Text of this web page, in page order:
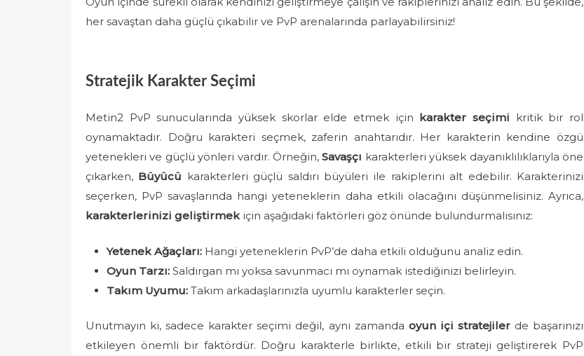
her savaştan daha güçlü çıkabilir ve PvP arenalarında parlayabilirsiniz!
Stratejik Karakter Seçimi
Metin2 PvP sunucularında yüksek skorlar elde etmek için karakter seçimi kritik bir rol
oynamaktadır. Doğru karakteri seçmek, zaferin anahtarıdır. Her karakterin kendine özgü
yetenekleri ve güçlü yönleri vardır. Örneğin,Savaşçı karakterleri yüksek dayanıklılıklarıyla öne
çıkarken, Büyücü karakterleri güçlü saldırı büyüleri ile rakiplerini alt edebilir. Karakterinizi
seçerken, PvP savaşlarında hangi yeteneklerin daha etkili olacağını düşünmelisiniz. Ayrıca,
karakterlerinizi geliştirmekiçin aşağıdaki faktörleri göz önünde bulundurmalısınız:
Yetenek Ağaçları: Hangi yeteneklerin PvP’de daha etkili olduğunu analiz edin.
Oyun Tarzı: Saldırgan mı yoksa savunmacı mı oynamak istediğinizi belirleyin.
Takım Uyumu: Takım arkadaşlarınızla uyumlu karakterler seçin.
Unutmayın ki, sadece karakter seçimi değil, aynı zamanda oyun içi stratejilerde başarınızı
etkileyen önemli bir faktördür. Doğru karakterle birlikte, etkili bir strateji geliştirerek PvP